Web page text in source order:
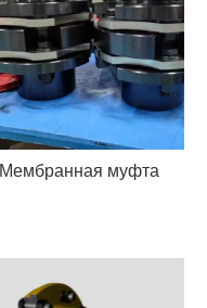
Мембранная муфта